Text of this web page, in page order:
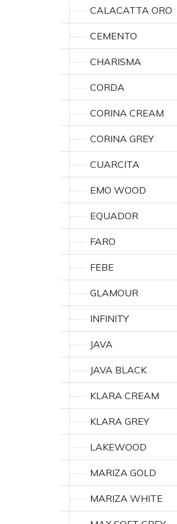
CALACATTA ORO
CEMENTO
CHARISMA
CORDA
CORINA CREAM
CORINA GREY
CUARCITA
EMO WOOD
EQUADOR
FARO
FEBE
GLAMOUR
INFINITY
JAVA
JAVA BLACK
KLARA CREAM
KLARA GREY
LAKEWOOD
MARIZA GOLD
MARIZA WHITE